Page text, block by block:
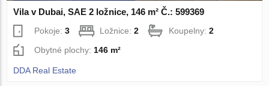
Vila v Dubai, SAE 2 ložnice, 146 m² Č.: 599369
Pokoje:3 Ložnice:2 Koupelny:2
Obytné plochy:146 m²
DDA Real Estate